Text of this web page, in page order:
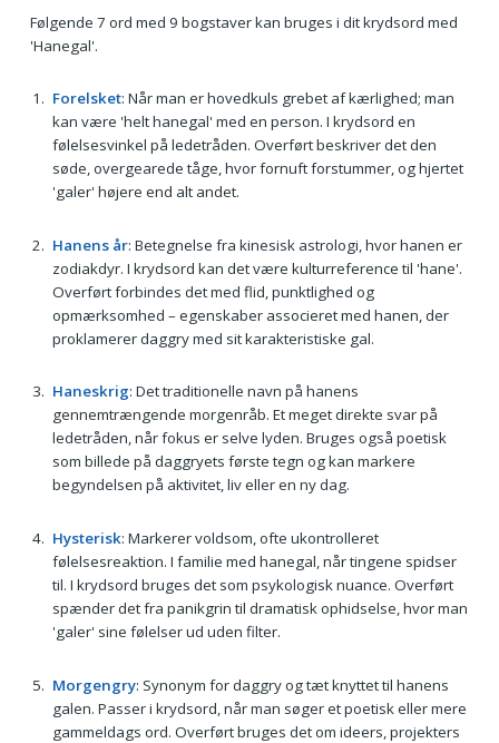
Følgende 7 ord med 9 bogstaver kan bruges i dit krydsord med
'Hanegal'.
Forelsket: Når man er hovedkuls grebet af kærlighed; man
kan være 'helt hanegal' med en person. I krydsord en
følelsesvinkel på ledetråden. Overført beskriver det den
søde, overgearede tåge, hvor fornuft forstummer, og hjertet
'galer' højere end alt andet.
Hanens år: Betegnelse fra kinesisk astrologi, hvor hanen er
zodiakdyr. I krydsord kan det være kulturreference til 'hane'.
Overført forbindes det med flid, punktlighed og
opmærksomhed – egenskaber associeret med hanen, der
proklamerer daggry med sit karakteristiske gal.
Haneskrig: Det traditionelle navn på hanens
gennemtrængende morgenråb. Et meget direkte svar på
ledetråden, når fokus er selve lyden. Bruges også poetisk
som billede på daggryets første tegn og kan markere
begyndelsen på aktivitet, liv eller en ny dag.
Hysterisk: Markerer voldsom, ofte ukontrolleret
følelsesreaktion. I familie med hanegal, når tingene spidser
til. I krydsord bruges det som psykologisk nuance. Overført
spænder det fra panikgrin til dramatisk ophidselse, hvor man
'galer' sine følelser ud uden filter.
Morgengry: Synonym for daggry og tæt knyttet til hanens
galen. Passer i krydsord, når man søger et poetisk eller mere
gammeldags ord. Overført bruges det om ideers, projekters